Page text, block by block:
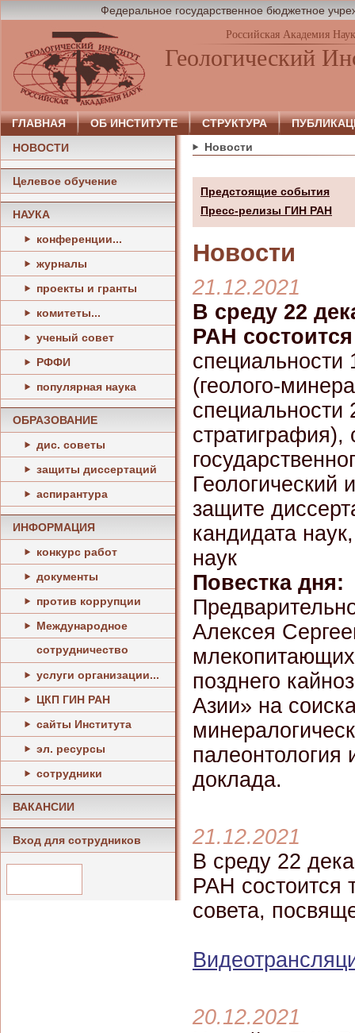
Федеральное государственное бюджетное
Российская Академия Наук
Геологический
ГЛАВНАЯ ОБ ИНСТИТУТЕ СТРУКТУРА
НОВОСТИ
Целевое обучение
НАУКА
конференции...
журналы
проекты и гранты
комитеты...
ученый совет
РФФИ
популярная наука
ОБРАЗОВАНИЕ
дис. советы
защиты диссертаций
аспирантура
ИНФОРМАЦИЯ
конкурс работ
документы
против коррупции
Международное
сотрудничество
услуги организации...
ЦКП ГИН РАН
сайты Института
эл. ресурсы
сотрудники
ВАКАНСИИ
Вход для сотрудников
Новости
Предстоящие события
Пресс-релизы ГИН РАН
Новости
21.12.2021
В среду 22
РАН
специальности
(геолого-
специальности
стратиграфия),
Геологический
защите
кандидата
наук
Повестка дня:
Алексея
млекопитающих
позднего
Азии» на
палеонтология
доклада.
21.12.2021
В среду 22
РАН состоится
совета,
20.12.2021